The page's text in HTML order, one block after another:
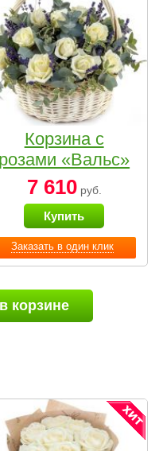
Заказать в один клик
Корзина с
розами «Вальс»
7 610руб.
Купить
корзине